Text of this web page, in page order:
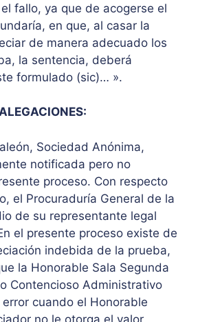
fallo, ya que de acogerse el
en que, al casar la
de manera adecuado los
la sentencia, deberá
formulado (sic)… ».
Sociedad Anónima,
notificada pero no
proceso. Con respecto
el Procuraduría General de la
de su representante legal
el presente proceso existe de
indebida de la prueba,
la Honorable Sala Segunda
Contencioso Administrativo
cuando el Honorable
no le otorga el valor